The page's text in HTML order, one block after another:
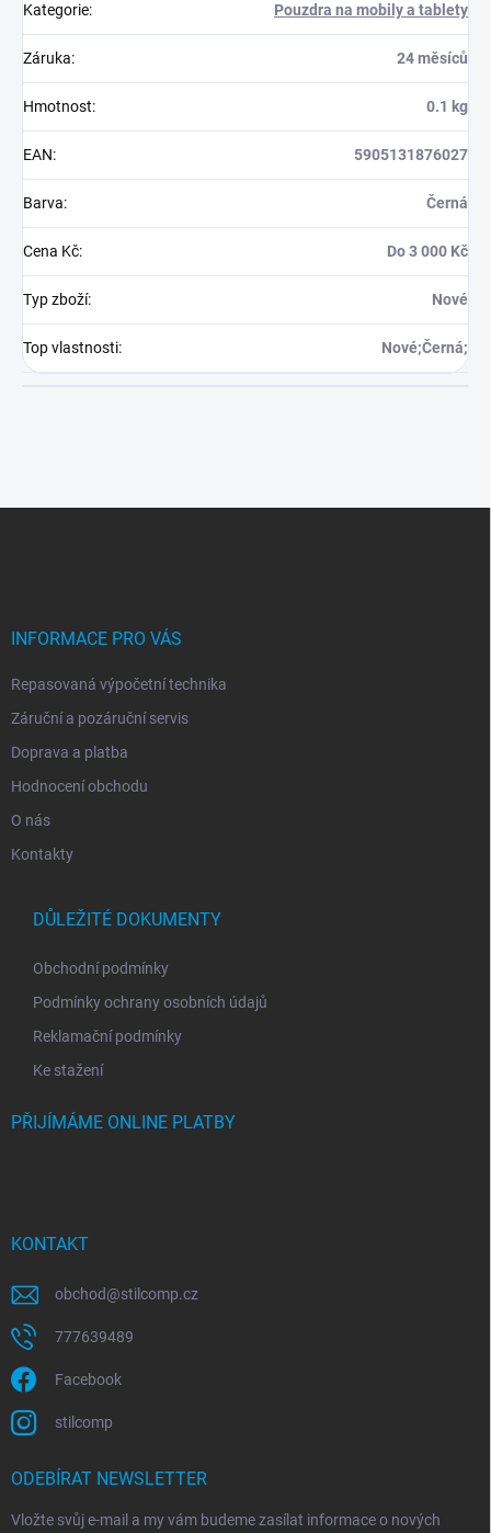
Kategorie: Pouzdra na mobily a tablety
Záruka: 24 měsíců
Hmotnost: 0.1 kg
EAN: 5905131876027
Barva: Černá
Cena Kč: Do 3 000 Kč
Typ zboží: Nové
Top vlastnosti: Nové;Černá;
INFORMACE PRO VÁS
Repasovaná výpočetní technika
Záruční a pozáruční servis
Doprava a platba
Hodnocení obchodu
O nás
Kontakty
DŮLEŽITÉ DOKUMENTY
Obchodní podmínky
Podmínky ochrany osobních údajů
Reklamační podmínky
Ke stažení
PŘIJÍMÁME ONLINE PLATBY
KONTAKT
obchod@stilcomp.cz
777639489
Facebook
stilcomp
ODEBÍRAT NEWSLETTER
Vložte svůj e-mail a my vám budeme zasílat informace o nových